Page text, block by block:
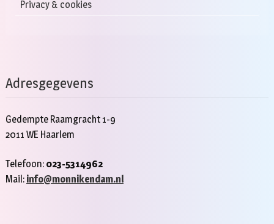
Privacy & cookies
Adresgegevens
Gedempte Raamgracht 1-9
2011 WE Haarlem
Telefoon: 023-5314962
Mail: info@monnikendam.nl